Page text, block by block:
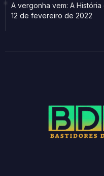
A vergonha vem: A
12 de fevereiro de 2022